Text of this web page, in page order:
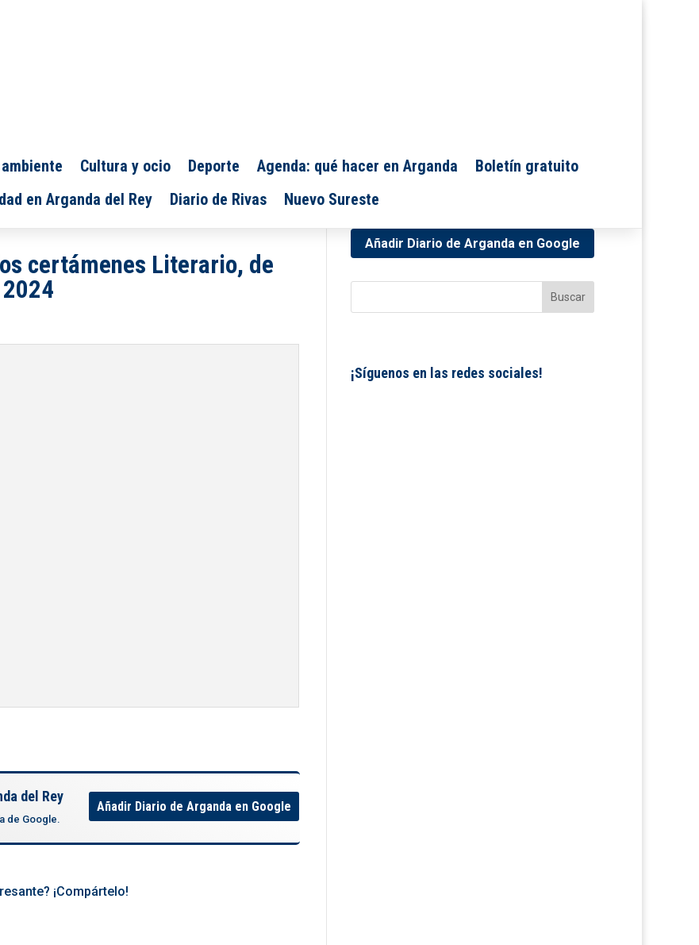
Cultura y ocio Deporte Agenda: qué hacer en Arganda
Boletín gratuito
en Arganda del Rey
Diario de Rivas Nuevo Sureste
certámenes Literario, de
del Rey
de Google.
Añadir Diario de Arganda en Google
¡Compártelo!
Añadir Diario de Arganda en Google
¡Síguenos en las redes sociales!